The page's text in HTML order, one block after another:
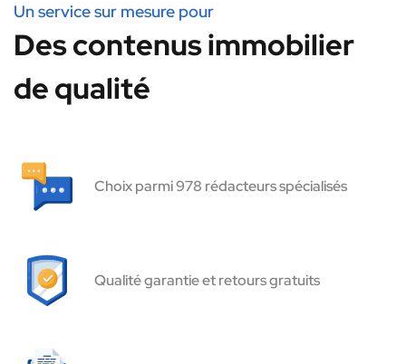
Un service sur mesure pour
Des contenus immobilier
de qualité
Choix parmi 978 rédacteurs spécialisés
Qualité garantie et retours gratuits